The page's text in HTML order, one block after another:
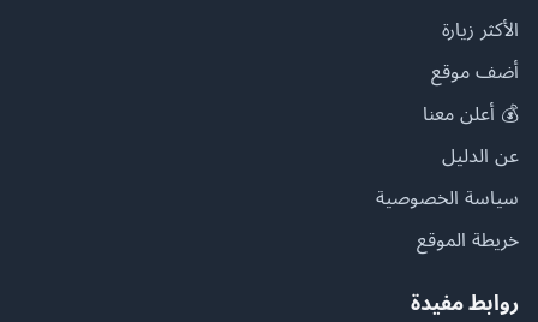
الأكثر زيارة
أضف موقع
💰 أعلن معنا
عن الدليل
سياسة الخصوصية
خريطة الموقع
روابط مفيدة